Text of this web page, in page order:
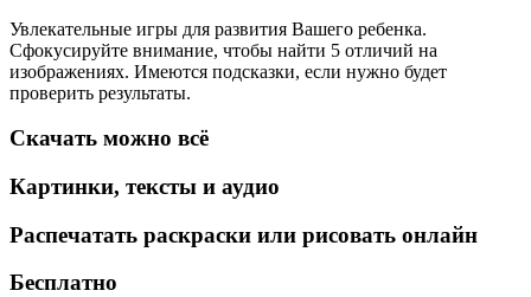
Увлекательные игры для развития Вашего ребенка.
Сфокусируйте внимание, чтобы найти 5 отличий на
изображениях. Имеются подсказки, если нужно будет
проверить результаты.
Скачать можно всё
Картинки, тексты и аудио
Распечатать раскраски или рисовать онлайн
Бесплатно